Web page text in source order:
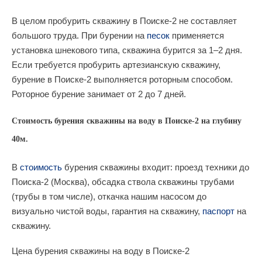
В целом пробурить скважину в Поиске-2 не составляет
большого труда. При бурении на песок применяется
установка шнекового типа, скважина бурится за 1–2 дня.
Если требуется пробурить артезианскую скважину,
бурение в Поиске-2 выполняется роторным способом.
Роторное бурение занимает от 2 до 7 дней.
Стоимость бурения скважины на воду в Поиске-2 на глубину
40м.
В стоимость бурения скважины входит: проезд техники до
Поиска-2 (Москва), обсадка ствола скважины трубами
(трубы в том числе), откачка нашим насосом до
визуально чистой воды, гарантия на скважину, паспорт на
скважину.
Цена бурения скважины на воду в Поиске-2